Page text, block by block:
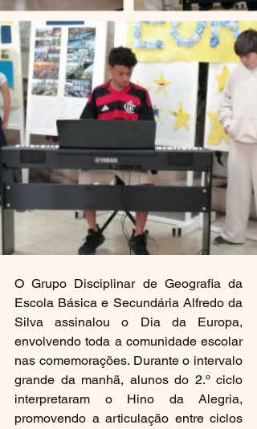
O Grupo Disciplinar de Geografia da
Escola Básica e Secundária Alfredo da
Silva assinalou o Dia da Europa,
envolvendo toda a comunidade escolar
nas comemorações. Durante o intervalo
grande da manhã, alunos do 2.º ciclo
interpretaram o Hino da Alegria,
promovendo a articulação entre ciclos